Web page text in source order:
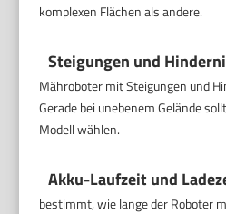
komplexen Flächen als andere.
Steigungen und
Mähroboter mit Steigungen und
Gerade bei unebenem Gelände
Modell wählen.
Akku-Laufzeit und
bestimmt, wie lange der Roboter